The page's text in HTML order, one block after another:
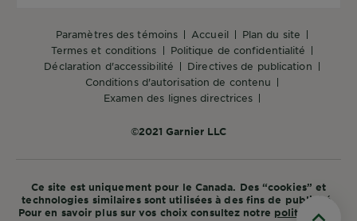
paramètres des témoins accueil
plan du site
termes et conditions
politique de confidentialité
déclaration d'accessibilité
directives de publication
conditions d'autorisation de contenu
examen des lignes directrices
©2021 Garnier LLC
Ce site est uniquement pour le Canada. Des “cookies” et
technologies similaires sont utilisées à des fins de publicité.
Pour en savoir plus sur vos choix consultez notre politique de